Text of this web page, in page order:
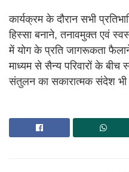
कार्यक्रम के दौरान सभी
हिस्सा बनाने, तनावमुक्त एवं
में योग के प्रति जागरूकता
माध्यम से सैन्य परिवारों के
संतुलन का सकारात्मक संदेश भी